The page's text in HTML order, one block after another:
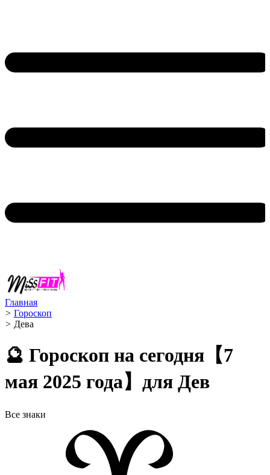
Главная
> Гороскоп
> Дева ️
🔮 Гороскоп на сегодня【7
мая 2025 года】для Дев
Все знаки